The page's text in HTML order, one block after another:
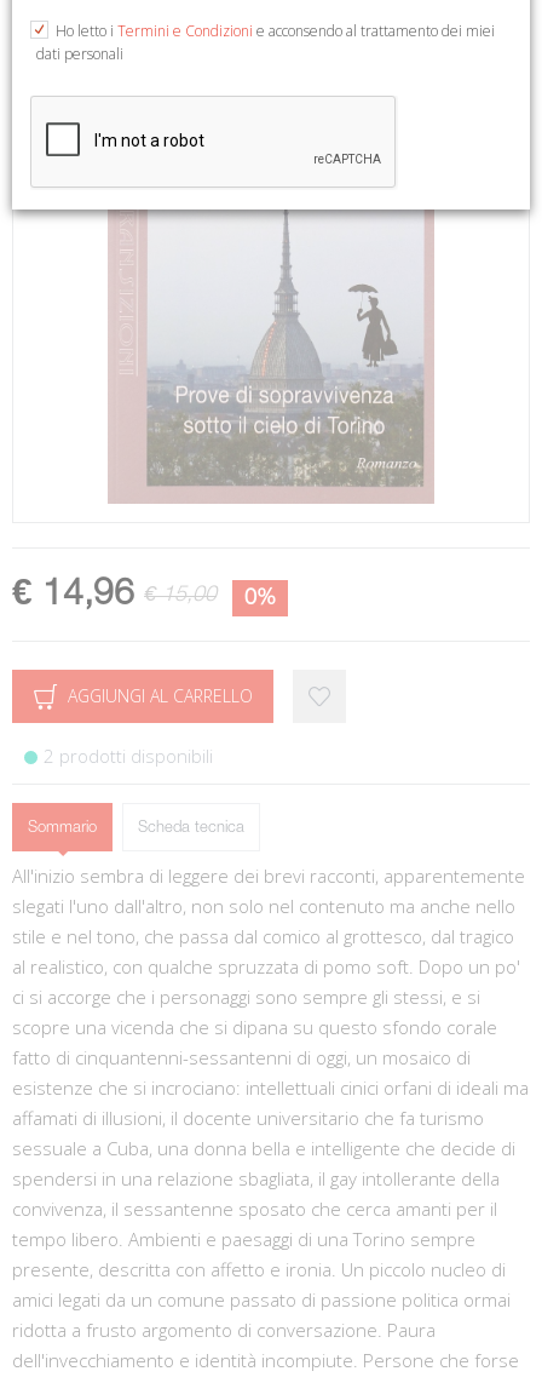
€ 14,96 € 15,00 0%
AGGIUNGI AL CARRELLO
2 prodotti disponibili
Sommario Scheda tecnica
All'inizio sembra di leggere dei brevi racconti, apparentemente
slegati l'uno dall'altro, non solo nel contenuto ma anche nello
stile e nel tono, che passa dal comico al grottesco, dal tragico
al realistico, con qualche spruzzata di pomo soft. Dopo un po'
ci si accorge che i personaggi sono sempre gli stessi, e si
scopre una vicenda che si dipana su questo sfondo corale
fatto di cinquantenni-sessantenni di oggi, un mosaico di
esistenze che si incrociano: intellettuali cinici orfani di ideali ma
affamati di illusioni, il docente universitario che fa turismo
sessuale a Cuba, una donna bella e intelligente che decide di
spendersi in una relazione sbagliata, il gay intollerante della
convivenza, il sessantenne sposato che cerca amanti per il
tempo libero. Ambienti e paesaggi di una Torino sempre
presente, descritta con affetto e ironia. Un piccolo nucleo di
amici legati da un comune passato di passione politica ormai
ridotta a frusto argomento di conversazione. Paura
dell'invecchiamento e identità incompiute. Persone che forse
Ho letto i Termini e Condizioni e acconsendo al trattamento dei miei
dati personali